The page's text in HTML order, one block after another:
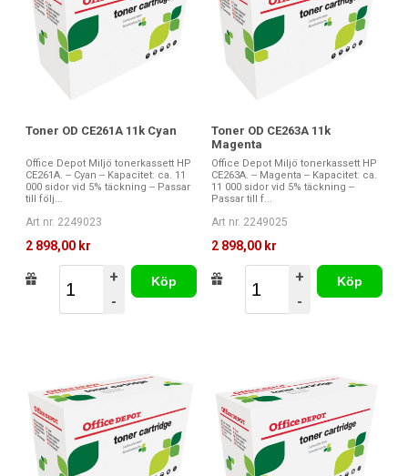
Toner OD CE261A 11k Cyan
Office Depot Miljö tonerkassett HP
CE261A. -- Cyan -- Kapacitet: ca. 11
000 sidor vid 5% täckning -- Passar
till följ...
Art nr. 2249023
2 898,00 kr
+
-
Köp
Toner OD CE263A 11k
Magenta
Office Depot Miljö tonerkassett HP
CE263A. -- Magenta -- Kapacitet: ca.
11 000 sidor vid 5% täckning --
Passar till f...
Art nr. 2249025
2 898,00 kr
+
-
Köp